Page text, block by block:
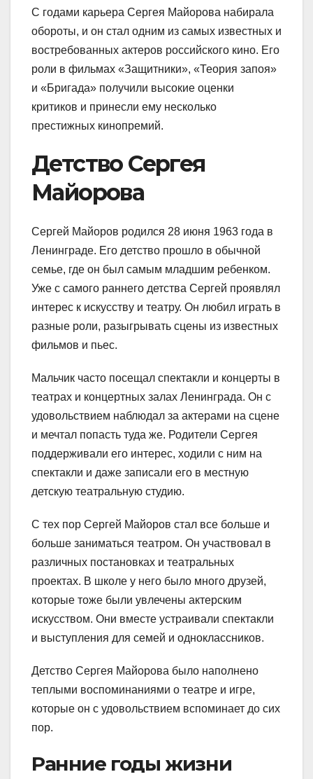
С годами карьера Сергея Майорова набирала
обороты, и он стал одним из самых известных и
востребованных актеров российского кино. Его
роли в фильмах «Защитники», «Теория запоя»
и «Бригада» получили высокие оценки
критиков и принесли ему несколько
престижных кинопремий.
Детство Сергея
Майорова
Сергей Майоров родился 28 июня 1963 года в
Ленинграде. Его детство прошло в обычной
семье, где он был самым младшим ребенком.
Уже с самого раннего детства Сергей проявлял
интерес к искусству и театру. Он любил играть в
разные роли, разыгрывать сцены из известных
фильмов и пьес.
Мальчик часто посещал спектакли и концерты в
театрах и концертных залах Ленинграда. Он с
удовольствием наблюдал за актерами на сцене
и мечтал попасть туда же. Родители Сергея
поддерживали его интерес, ходили с ним на
спектакли и даже записали его в местную
детскую театральную студию.
С тех пор Сергей Майоров стал все больше и
больше заниматься театром. Он участвовал в
различных постановках и театральных
проектах. В школе у него было много друзей,
которые тоже были увлечены актерским
искусством. Они вместе устраивали спектакли
и выступления для семей и одноклассников.
Детство Сергея Майорова было наполнено
теплыми воспоминаниями о театре и игре,
которые он с удовольствием вспоминает до сих
пор.
Ранние годы жизни